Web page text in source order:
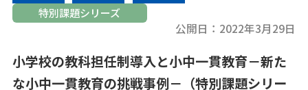
にある学校という実態の下、児童を核にした保護
者・地域のコミュニティづくりを続けている実
践、学校グランドデザインを策定し、学校経営方
針の具現化に向けた着実な教育を行う実践、令和
特別課題シリーズ
公開日： 2022年3月29日
小学校の教科担任制導入と小中一貫教育－新た
な小中一貫教育の挑戦事例－（特別課題シリー